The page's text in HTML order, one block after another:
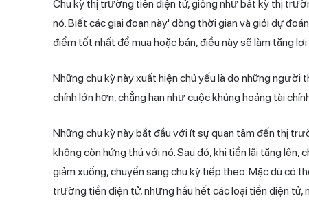
Chu kỳ thị trường tiền điện tử, giống như bất kỳ thị
nó. Biết các giai đoạn này' dòng thời gian và giỏi dự
điểm tốt nhất để mua hoặc bán, điều này sẽ làm tăng
Những chu kỳ này xuất hiện chủ yếu là do những
chính lớn hơn, chẳng hạn như cuộc khủng hoảng tài
Những chu kỳ này bắt đầu với ít sự quan tâm đến thị
không còn hứng thú với nó. Sau đó, khi tiền lãi tăng
giảm xuống, chuyển sang chu kỳ tiếp theo. Mặc dù có
trường tiền điện tử, nhưng hầu hết các loại tiền điện